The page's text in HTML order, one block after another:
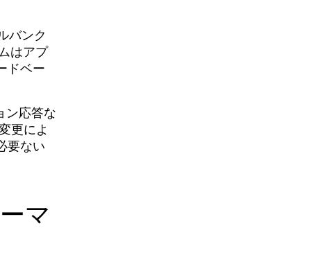
バンク
はアプ
ドベー
ン応答な
更によ
要ない
マ